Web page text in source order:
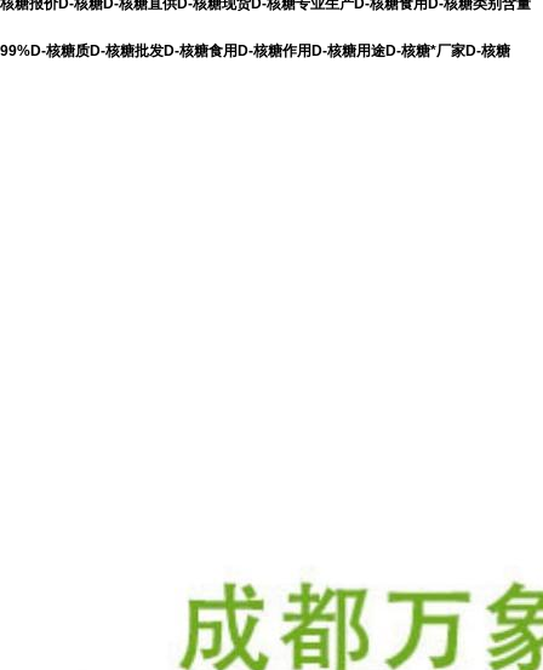
核糖报价D-核糖D-核糖直供D-核糖现货D-核糖专业生产D-核糖食用D-核糖类别含量
99%D-核糖质D-核糖批发D-核糖食用D-核糖作用D-核糖用途D-核糖*厂家D-核糖